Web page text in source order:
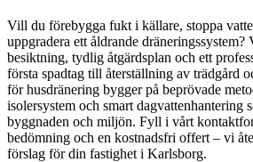
Vill du förebygga fukt i källare, stoppa
uppgradera ett åldrande
besiktning, tydlig åtgärdsplan och ett
första spadtag till återställning av trädgård
för husdränering bygger på beprövade
isolersystem och smart dagvattenhantering
byggnaden och miljön. Fyll i vårt
bedömning och en kostnadsfri offert – vi
förslag för din fastighet i Karlsborg.